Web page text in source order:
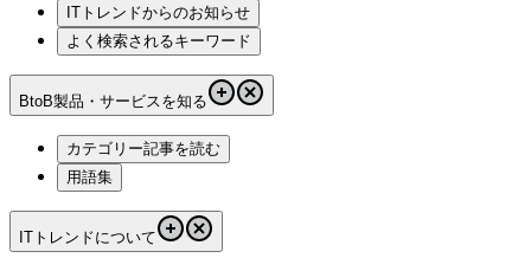
ITトレンドからのお知らせ
よく検索されるキーワード
BtoB製品・サービスを知る
カテゴリー記事を読む
用語集
ITトレンドについて